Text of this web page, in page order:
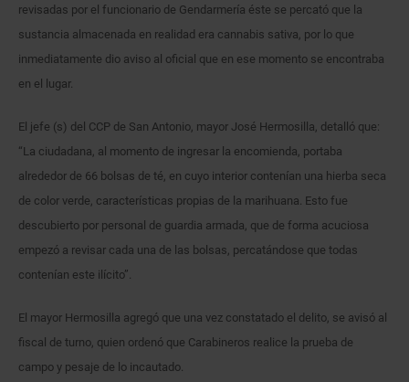
revisadas por el funcionario de Gendarmería éste se percató que la
sustancia almacenada en realidad era cannabis sativa, por lo que
inmediatamente dio aviso al oficial que en ese momento se encontraba
en el lugar.
El jefe (s) del CCP de San Antonio, mayor José Hermosilla, detalló que:
“La ciudadana, al momento de ingresar la encomienda, portaba
alrededor de 66 bolsas de té, en cuyo interior contenían una hierba seca
de color verde, características propias de la marihuana. Esto fue
descubierto por personal de guardia armada, que de forma acuciosa
empezó a revisar cada una de las bolsas, percatándose que todas
contenían este ilícito”.
El mayor Hermosilla agregó que una vez constatado el delito, se avisó al
fiscal de turno, quien ordenó que Carabineros realice la prueba de
campo y pesaje de lo incautado.